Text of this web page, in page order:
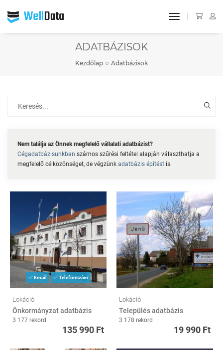
toggle
ADATBÁZISOK
Kezdőlap Adatbázisok
Nem találja az Önnek megfelelő vállalati adatbázist?
Cégadatbázisunkban számos szűrési feltétel alapján választhatja a
megfelelő célközönséget, de végzünk adatbázis építést is.
Email Telefonszám
Lokáció
Önkormányzat adatbázis
3 177 rekord
135 990 Ft
Lokáció
Település adatbázis
3 178 rekord
19 990 Ft